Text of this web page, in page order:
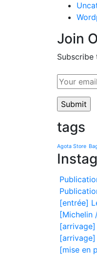
Join
tags
Agota Store
[entrée]
[Michelin
[mise en